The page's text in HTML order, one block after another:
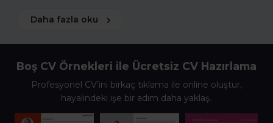
Daha fazla oku
Boş CV Örnekleri ile Ücretsiz CV Hazırlama
Profesyonel CV’ini birkaç tıklama ile online oluştur,
hayalindeki işe bir adım daha yaklaş.